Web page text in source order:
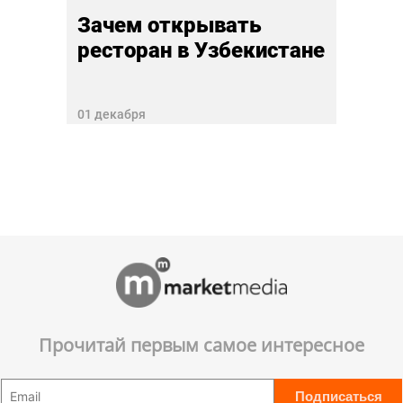
Зачем открывать
ресторан в Узбекистане
01 декабря
Прочитай первым самое интересное
Подписаться